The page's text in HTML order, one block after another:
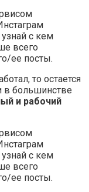
с кем
всего
ее посты.
то остается
в большинстве
и рабочий
с кем
всего
ее посты.